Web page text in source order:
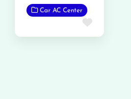
Car AC Center
Favorite